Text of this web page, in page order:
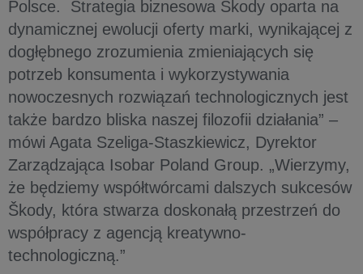
Polsce. Strategia biznesowa Škody oparta na
dynamicznej ewolucji oferty marki, wynikającej z
dogłębnego zrozumienia zmieniających się
potrzeb konsumenta i wykorzystywania
nowoczesnych rozwiązań technologicznych jest
także bardzo bliska naszej filozofii działania” –
mówi Agata Szeliga-Staszkiewicz, Dyrektor
Zarządzająca Isobar Poland Group. „Wierzymy,
że będziemy współtwórcami dalszych sukcesów
Škody, która stwarza doskonałą przestrzeń do
współpracy z agencją kreatywno-
technologiczną.”